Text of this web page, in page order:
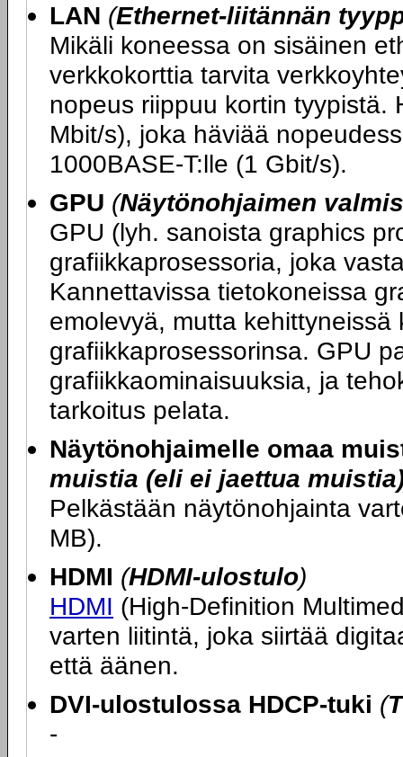
LAN (Ethernet-liitännän
Mikäli koneessa on sisäinen
verkkokorttia tarvita
nopeus riippuu kortin tyypistä.
Mbit/s), joka häviää
1000BASE-T:lle (1 Gbit/s).
GPU (Näytönohjaimen
GPU (lyh. sanoista graphics
grafiikkaprosessoria, joka
Kannettavissa tietokoneissa
emolevyä, mutta
grafiikkaprosessorinsa. GPU
grafiikkaominaisuuksia, ja
tarkoitus pelata.
Näytönohjaimelle omaa
muistia (eli ei jaettua
Pelkästään näytönohjainta
MB).
HDMI (HDMI-ulostulo)
HDMI (High-Definition
varten liitintä, joka siirtää
että äänen.
DVI-ulostulossa HDCP-tuki (
-